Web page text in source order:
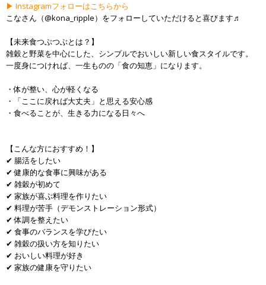
▶ Instagramフォローはこちらから
こなさん（@kona_ripple）をフォローしていただけると喜びます♬
【未来食つぶつぶとは？】
雑穀と野菜を中心にした、シンプルでおいしい新しい食スタイルです。
一度身につければ、一生ものの「食の知恵」になります。
・体が整い、心が軽くなる
・「ここに戻れば大丈夫」と思える安心感
・食べることが、生きる力になる日々へ
【こんな方におすすめ！】
✔ 腸活をしたい
✔ 健康的な食事に興味がある
✔ 雑穀が初めて
✔ 家族が喜ぶ料理を作りたい
✔ 料理が苦手（デモンストレーション形式）
✔ 体調を整えたい
✔ 食事のバランスを学びたい
✔ 雑穀の扱い方を知りたい
✔ おいしい料理が好き
✔ 家族の健康を守りたい